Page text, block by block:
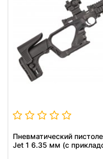
Пневматический
Jet 1 6.35 мм (с